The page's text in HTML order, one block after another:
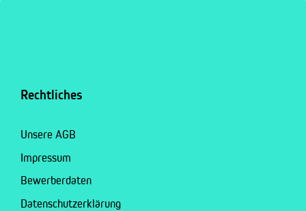
Rechtliches
Unsere AGB
Impressum
Bewerberdaten
Datenschutzerklärung